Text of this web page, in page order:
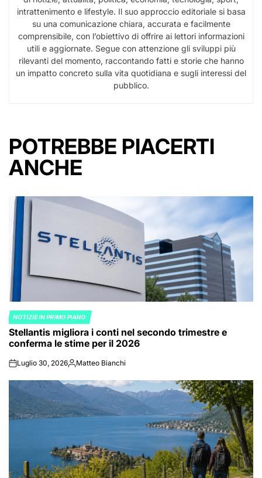
intrattenimento e lifestyle. Il suo approccio editoriale si basa
su una comunicazione chiara, accurata e facilmente
comprensibile, con l’obiettivo di offrire ai lettori informazioni
utili e aggiornate. Segue con attenzione gli sviluppi più
rilevanti del momento, raccontando fatti e storie che hanno
un impatto concreto sulla vita quotidiana e sugli interessi del
pubblico.
POTREBBE PIACERTI
ANCHE
POSTED
IN
NOTIZIE IN PRIMO PIANO
Stellantis migliora i conti nel secondo trimestre e
conferma le stime per il 2026
onLuglio 30, 2026Posted
Matteo Bianchi